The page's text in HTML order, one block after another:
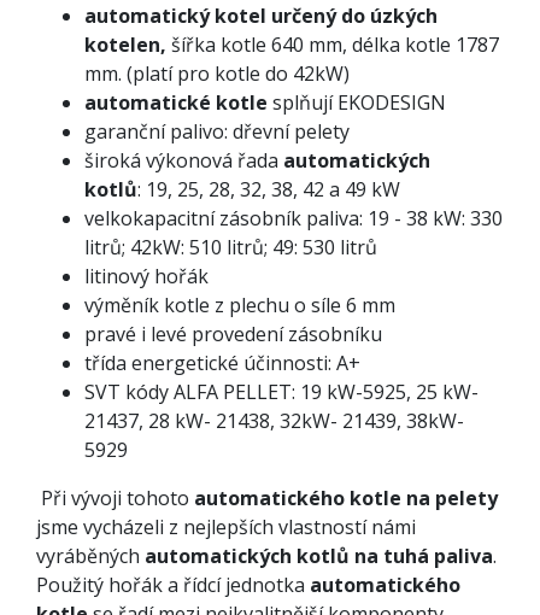
automatický kotel určený do úzkých
kotelen, šířka kotle 640 mm, délka kotle 1787
mm. (platí pro kotle do 42kW)
automatické kotle splňují EKODESIGN
garanční palivo: dřevní pelety
široká výkonová řada automatických
kotlů: 19, 25, 28, 32, 38, 42 a 49 kW
velkokapacitní zásobník paliva: 19 - 38 kW: 330
litrů; 42kW: 510 litrů; 49: 530 litrů
litinový hořák
výměník kotle z plechu o síle 6 mm
pravé i levé provedení zásobníku
třída energetické účinnosti: A+
SVT kódy ALFA PELLET: 19 kW-5925, 25 kW-
21437, 28 kW- 21438, 32kW- 21439, 38kW-
5929
Při vývoji tohoto automatického kotle na pelety
jsme vycházeli z nejlepších vlastností námi
vyráběných automatických kotlů na tuhá paliva.
Použitý hořák a řídcí jednotka automatického